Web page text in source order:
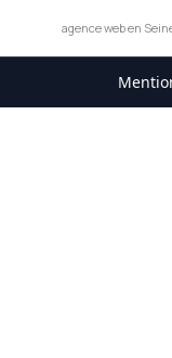
agence web en